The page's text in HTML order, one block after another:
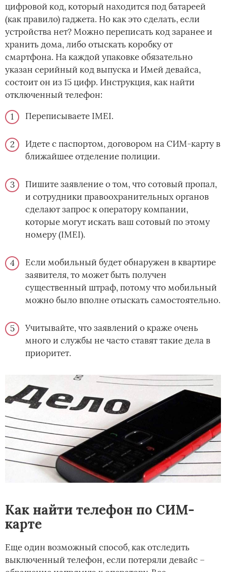
цифровой код, который находится под батареей
(как правило) гаджета. Но как это сделать, если
устройства нет? Можно переписать код заранее и
хранить дома, либо отыскать коробку от
смартфона. На каждой упаковке обязательно
указан серийный код выпуска и Имей девайса,
состоит он из 15 цифр. Инструкция, как найти
отключенный телефон:
Переписываете IMEI.
Идете с паспортом, договором на СИМ-карту в
ближайшее отделение полиции.
Пишите заявление о том, что сотовый пропал,
и сотрудники правоохранительных органов
сделают запрос к оператору компании,
которые могут искать ваш сотовый по этому
номеру (IMEI).
Если мобильный будет обнаружен в квартире
заявителя, то может быть получен
существенный штраф, потому что мобильный
можно было вполне отыскать самостоятельно.
Учитывайте, что заявлений о краже очень
много и службы не часто ставят такие дела в
приоритет.
Как найти телефон по СИМ-
карте
Еще один возможный способ, как отследить
выключенный телефон, если потеряли девайс –